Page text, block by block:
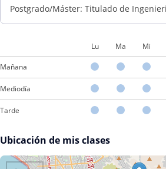
Postgrado/Máster: Titulado de
Lu Ma Mi
Mañana
Mediodía
Tarde
Ubicación de mis clases